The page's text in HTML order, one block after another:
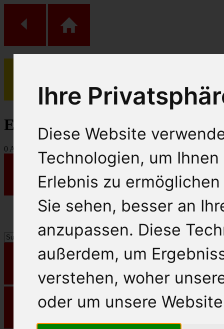
Ihre
Diese Website
Technologien, um
Erlebnis zu
Sie sehen, besser an
anzupassen. Diese
außerdem, um
verstehen, woher
oder um unsere
(0)
Einkaufs Wagen
0 Artikel